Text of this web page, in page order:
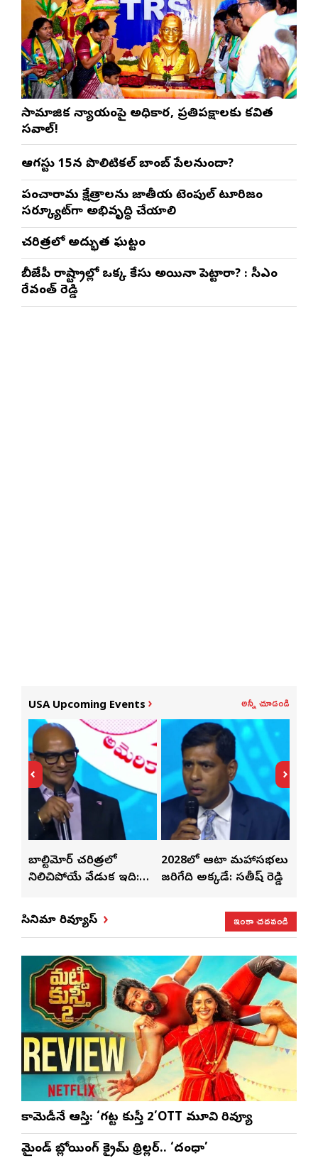
సామాజిక న్యాయంపై అధికార, ప్రతిపక్షాలకు కవిత
సవాల్!
ఆగస్టు 15న పొలిటికల్ బాంబ్ పేలనుందా?
పంచారామ క్షేత్రాలను జాతీయ టెంపుల్ టూరిజం
సర్క్యూట్‌గా అభివృద్ధి చేయాలి
చరిత్రలో అద్భుత ఘట్టం
బీజేపీ రాష్ట్రాల్లో ఒక్క కేసు అయినా పెట్టారా? : సీఎం
రేవంత్ రెడ్డి
USA Upcoming Events అన్నీ చూడండి
బాల్టిమోర్ చరిత్రలో
నిలిచిపోయే వేడుక ఇది:
2028లో ఆటా మహాసభలు
జరిగేది అక్కడే: సతీష్ రెడ్డి
సినిమా రివ్యూస్ ఇంకా చదవండి
కామెడీనే ఆస్తి: ‘గట్ట కుస్తీ 2’OTT మూవి రివ్యూ
మైండ్ బ్లోయింగ్ క్రైమ్ థ్రిల్లర్.. ‘దంధా’